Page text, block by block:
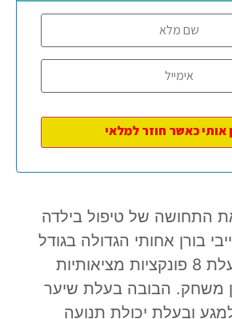
התחושה של טיפול בילדה
בורן אחותי הגדולה בגודל
43 ס”מ, והיא בעלת 8 פונקציות מציאותיות
משחק. הבובה בעלת שיער
ובעלת יכולת תנועה